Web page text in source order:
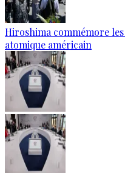
Hiroshima commémore
atomique américain